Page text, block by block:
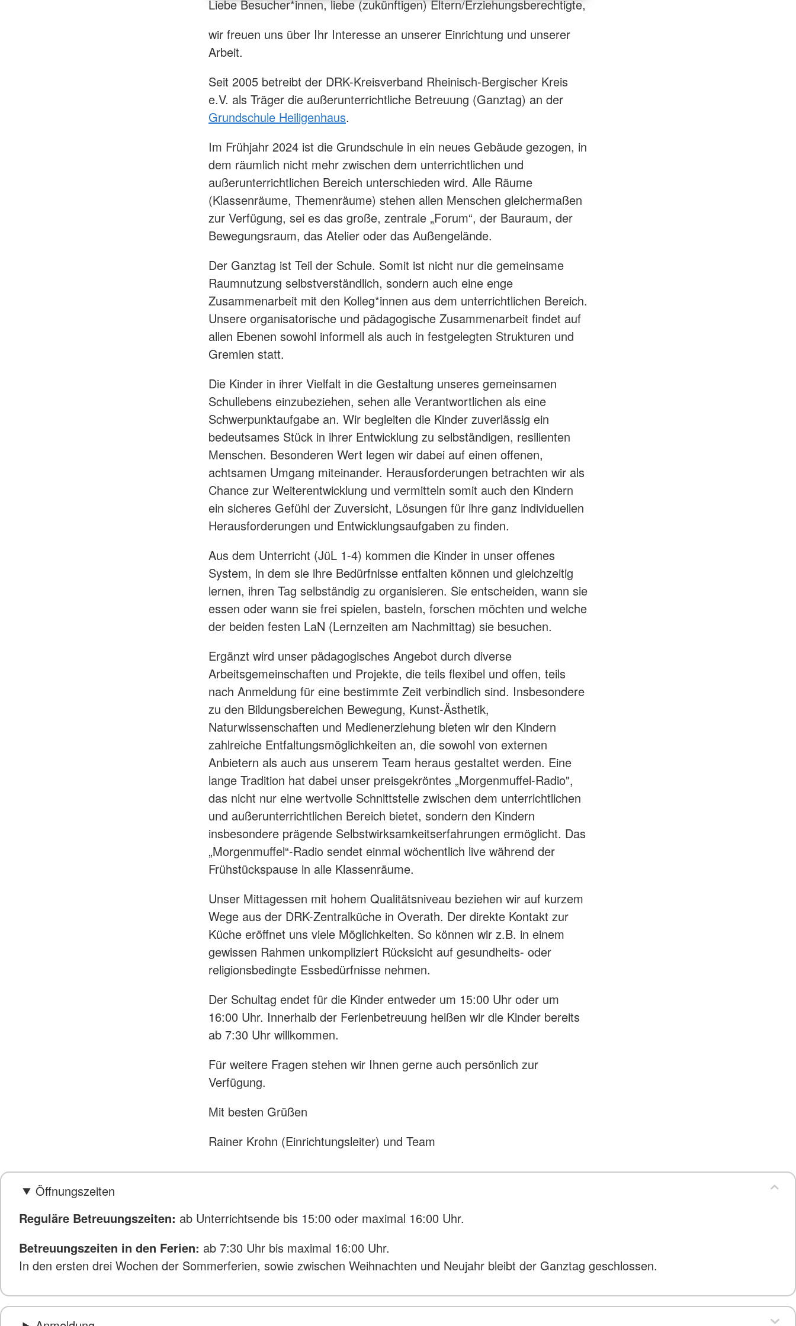
Liebe Besucher*innen, liebe (zukünftigen) Eltern/Erziehungsberechtigte,
wir freuen uns über Ihr Interesse an unserer Einrichtung und unserer
Arbeit.
Seit 2005 betreibt der DRK-Kreisverband Rheinisch-Bergischer Kreis
e.V. als Träger die außerunterrichtliche Betreuung (Ganztag) an der
Grundschule Heiligenhaus.
Im Frühjahr 2024 ist die Grundschule in ein neues Gebäude gezogen, in
dem räumlich nicht mehr zwischen dem unterrichtlichen und
außerunterrichtlichen Bereich unterschieden wird. Alle Räume
(Klassenräume, Themenräume) stehen allen Menschen gleichermaßen
zur Verfügung, sei es das große, zentrale „Forum“, der Bauraum, der
Bewegungsraum, das Atelier oder das Außengelände.
Der Ganztag ist Teil der Schule. Somit ist nicht nur die gemeinsame
Raumnutzung selbstverständlich, sondern auch eine enge
Zusammenarbeit mit den Kolleg*innen aus dem unterrichtlichen Bereich.
Unsere organisatorische und pädagogische Zusammenarbeit findet auf
allen Ebenen sowohl informell als auch in festgelegten Strukturen und
Gremien statt.
Die Kinder in ihrer Vielfalt in die Gestaltung unseres gemeinsamen
Schullebens einzubeziehen, sehen alle Verantwortlichen als eine
Schwerpunktaufgabe an. Wir begleiten die Kinder zuverlässig ein
bedeutsames Stück in ihrer Entwicklung zu selbständigen, resilienten
Menschen. Besonderen Wert legen wir dabei auf einen offenen,
achtsamen Umgang miteinander. Herausforderungen betrachten wir als
Chance zur Weiterentwicklung und vermitteln somit auch den Kindern
ein sicheres Gefühl der Zuversicht, Lösungen für ihre ganz individuellen
Herausforderungen und Entwicklungsaufgaben zu finden.
Aus dem Unterricht (JüL 1-4) kommen die Kinder in unser offenes
System, in dem sie ihre Bedürfnisse entfalten können und gleichzeitig
lernen, ihren Tag selbständig zu organisieren. Sie entscheiden, wann sie
essen oder wann sie frei spielen, basteln, forschen möchten und welche
der beiden festen LaN (Lernzeiten am Nachmittag) sie besuchen.
Ergänzt wird unser pädagogisches Angebot durch diverse
Arbeitsgemeinschaften und Projekte, die teils flexibel und offen, teils
nach Anmeldung für eine bestimmte Zeit verbindlich sind. Insbesondere
zu den Bildungsbereichen Bewegung, Kunst-Ästhetik,
Naturwissenschaften und Medienerziehung bieten wir den Kindern
zahlreiche Entfaltungsmöglichkeiten an, die sowohl von externen
Anbietern als auch aus unserem Team heraus gestaltet werden. Eine
lange Tradition hat dabei unser preisgekröntes „Morgenmuffel-Radio",
das nicht nur eine wertvolle Schnittstelle zwischen dem unterrichtlichen
und außerunterrichtlichen Bereich bietet, sondern den Kindern
insbesondere prägende Selbstwirksamkeitserfahrungen ermöglicht. Das
„Morgenmuffel“-Radio sendet einmal wöchentlich live während der
Frühstückspause in alle Klassenräume.
Unser Mittagessen mit hohem Qualitätsniveau beziehen wir auf kurzem
Wege aus der DRK-Zentralküche in Overath. Der direkte Kontakt zur
Küche eröffnet uns viele Möglichkeiten. So können wir z.B. in einem
gewissen Rahmen unkompliziert Rücksicht auf gesundheits- oder
religionsbedingte Essbedürfnisse nehmen.
Der Schultag endet für die Kinder entweder um 15:00 Uhr oder um
16:00 Uhr. Innerhalb der Ferienbetreuung heißen wir die Kinder bereits
ab 7:30 Uhr willkommen.
Für weitere Fragen stehen wir Ihnen gerne auch persönlich zur
Verfügung.
Mit besten Grüßen
Rainer Krohn (Einrichtungsleiter) und Team
Öffnungszeiten
Reguläre Betreuungszeiten: ab Unterrichtsende bis 15:00 oder maximal 16:00 Uhr.
Betreuungszeiten in den Ferien: ab 7:30 Uhr bis maximal 16:00 Uhr.
In den ersten drei Wochen der Sommerferien, sowie zwischen Weihnachten und Neujahr bleibt der Ganztag geschlossen.